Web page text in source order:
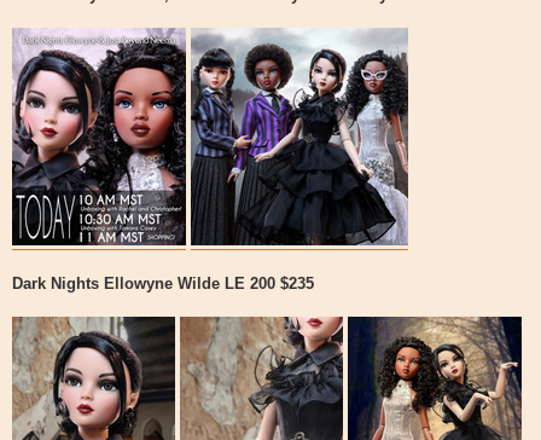
Dark Nights Ellowyne Wilde LE 200 $235